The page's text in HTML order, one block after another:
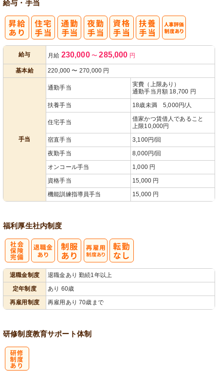
給与・手当
給与 月給 230,000 〜 285,000 円
基本給 220,000 〜 270,000 円
手当
通勤手当
実費（上限あり）
通勤手当月額 18,700 円
扶養手当
18歳未満 5,000円/人
住宅手当
借家かつ賃借人であること
上限10,000円
宿直手当
3,100円/回
夜勤手当
8,000円/回
オンコール手当
1,000 円
資格手当
15,000 円
機能訓練指導員手当
15,000 円
福利厚生社内制度
退職金制度
退職金あり 勤続1年以上
定年制度
あり 60歳
再雇用制度
再雇用あり 70歳まで
研修制度教育サポート体制